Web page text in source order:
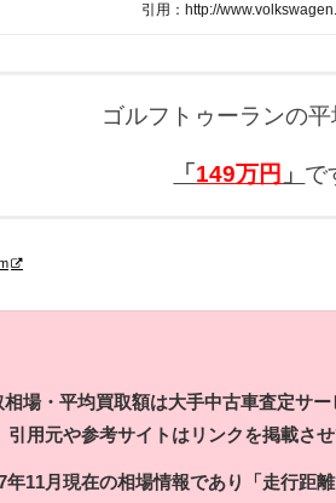
引用：http://
ゴルフトゥーランの
「149万円 」 で
場・平均買取額は大手中古車査定サ
引用元や参考サイトはリンクを掲載させ
11月現在の相場情報であり「走行距